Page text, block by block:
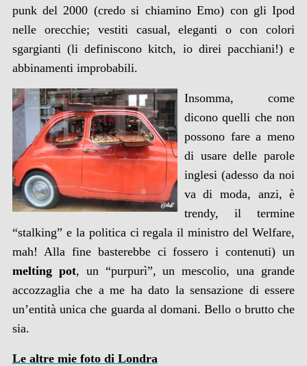
punk del 2000 (credo si chiamino Emo) con gli Ipod
nelle orecchie; vestiti casual, eleganti o con colori
sgargianti (li definiscono kitch, io direi pacchiani!) e
abbinamenti improbabili.
Insomma, come
dicono quelli che non
possono fare a meno
di usare delle parole
inglesi (adesso da noi
va di moda, anzi, è
trendy, il termine
“stalking” e la politica ci regala il ministro del Welfare,
mah! Alla fine basterebbe ci fossero i contenuti) un
melting pot, un “purpurì”, un mescolio, una grande
accozzaglia che a me ha dato la sensazione di essere
un’entità unica che guarda al domani. Bello o brutto che
sia.
Le altre mie foto di Londra